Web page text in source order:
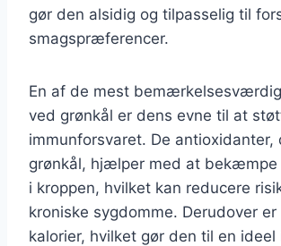
gør den alsidig og tilpasselig til
smagspræferencer.
En af de mest
ved grønkål er dens evne til at
immunforsvaret. De antioxidanter,
grønkål, hjælper med at bekæmpe
i kroppen, hvilket kan reducere
kroniske sygdomme. Derudover er
kalorier, hvilket gør den til en ideel